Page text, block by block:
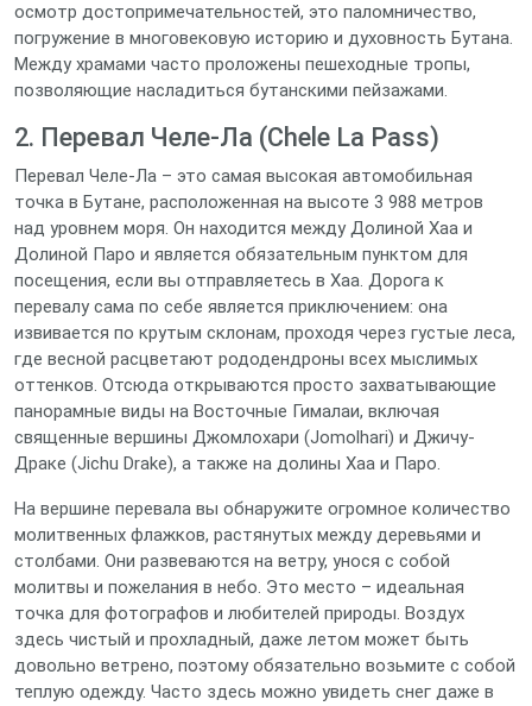
осмотр достопримечательностей, это паломничество,
погружение в многовековую историю и духовность Бутана.
Между храмами часто проложены пешеходные тропы,
позволяющие насладиться бутанскими пейзажами.
2. Перевал Челе-Ла (Chele La Pass)
Перевал Челе-Ла – это самая высокая автомобильная
точка в Бутане, расположенная на высоте 3 988 метров
над уровнем моря. Он находится между Долиной Хаа и
Долиной Паро и является обязательным пунктом для
посещения, если вы отправляетесь в Хаа. Дорога к
перевалу сама по себе является приключением: она
извивается по крутым склонам, проходя через густые леса,
где весной расцветают рододендроны всех мыслимых
оттенков. Отсюда открываются просто захватывающие
панорамные виды на Восточные Гималаи, включая
священные вершины Джомлохари (Jomolhari) и Джичу-
Драке (Jichu Drake), а также на долины Хаа и Паро.
На вершине перевала вы обнаружите огромное количество
молитвенных флажков, растянутых между деревьями и
столбами. Они развеваются на ветру, унося с собой
молитвы и пожелания в небо. Это место – идеальная
точка для фотографов и любителей природы. Воздух
здесь чистый и прохладный, даже летом может быть
довольно ветрено, поэтому обязательно возьмите с собой
теплую одежду. Часто здесь можно увидеть снег даже в